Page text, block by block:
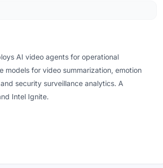
AI video agents for operational
for video summarization, emotion
security surveillance analytics. A
Intel Ignite.